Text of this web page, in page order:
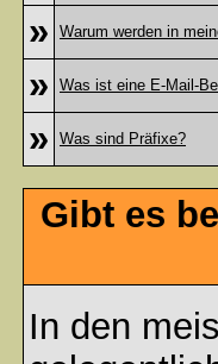
» Warum werden in
» Was ist eine E-Mail-
» Was sind Präfixe?
Gibt es
In den